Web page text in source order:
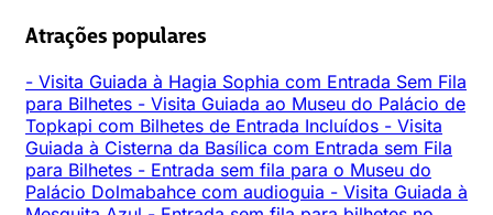
Atrações populares
- Visita Guiada à Hagia Sophia com Entrada Sem Fila
para Bilhetes - Visita Guiada ao Museu do Palácio de
Topkapi com Bilhetes de Entrada Incluídos - Visita
Guiada à Cisterna da Basílica com Entrada sem Fila
para Bilhetes - Entrada sem fila para o Museu do
Palácio Dolmabahce com audioguia - Visita Guiada à